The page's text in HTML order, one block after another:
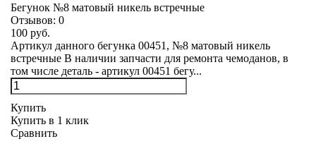
Бегунок №8 матовый никель встречные
Отзывов: 0
100 руб.
Артикул данного бегунка 00451, №8 матовый никель
встречные В наличии запчасти для ремонта чемоданов, в
том числе деталь - артикул 00451 бегу...
Купить
Купить в 1 клик
Сравнить